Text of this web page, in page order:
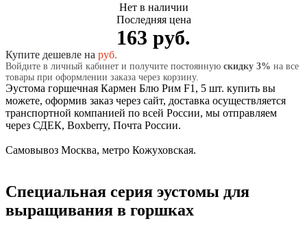
Нет в наличии
Последняя цена
163 руб.
Купите дешевле на руб.
Войдите в личный кабинет и получите постоянную скидку 3% на все
товары при оформлении заказа через корзину.
Эустома горшечная Кармен Блю Рим F1, 5 шт. купить вы
можете, оформив заказ через сайт, доставка осуществляется
транспортной компанией по всей России, мы отправляем
через СДЕК, Boxberry, Почта России.
Самовывоз Москва, метро Кожуховская.
Специальная серия эустомы для
выращивания в горшках